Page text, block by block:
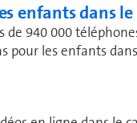
enfants dans
940 000
pour les enfants